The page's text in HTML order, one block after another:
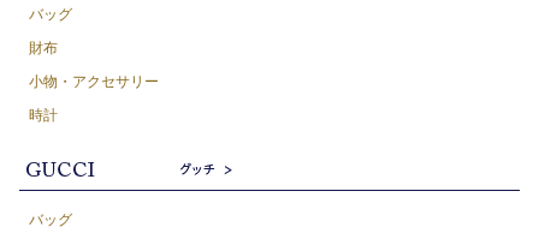
バッグ
財布
小物・アクセサリー
時計
バッグ